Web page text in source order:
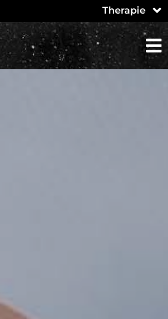
Therapie